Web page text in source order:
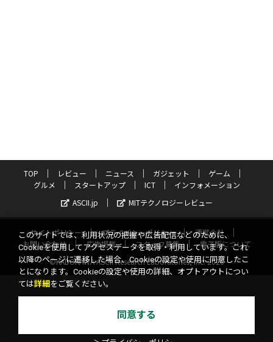
TOP レビュー ニュース ガジェット
ゲーム
グルメ
スタートアップ ICT
インフォメーション
ASCII.jp
MITテクノロジーレビュー
サイトポリシー プライバシーポリシー
運営会社
お問い合わせ
広告掲載 スタッフ募集
電子版について
©KADOKAWA ASCII Research Laboratories, Inc. 2026
このサイトでは、利用状況の把握や広告配信などのために、
Cookieを使用してアクセスデータを取得・利用しています。これ
以降のページに遷移した場合、Cookieの設定や使用に同意したこ
とになります。Cookieの設定や使用の詳細、オプトアウトについ
ては詳細 をご覧ください。
同意する